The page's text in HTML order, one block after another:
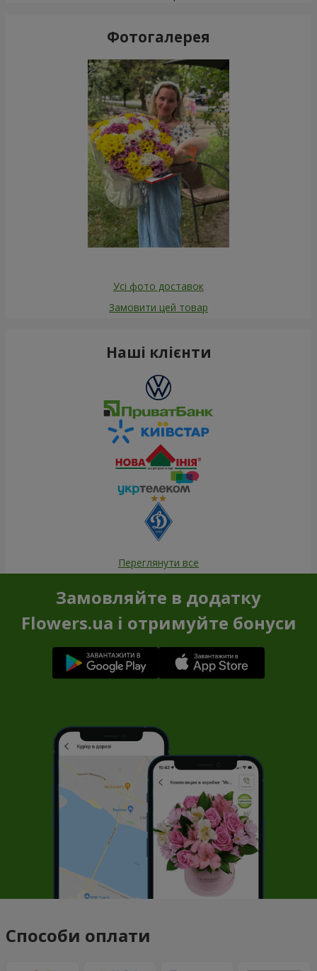
Фотогалерея
Усі фото доставок
Замовити цей товар
Наші клієнти
Переглянути все
Замовляйте в додатку
Flowers.ua і отримуйте бонуси
Способи оплати